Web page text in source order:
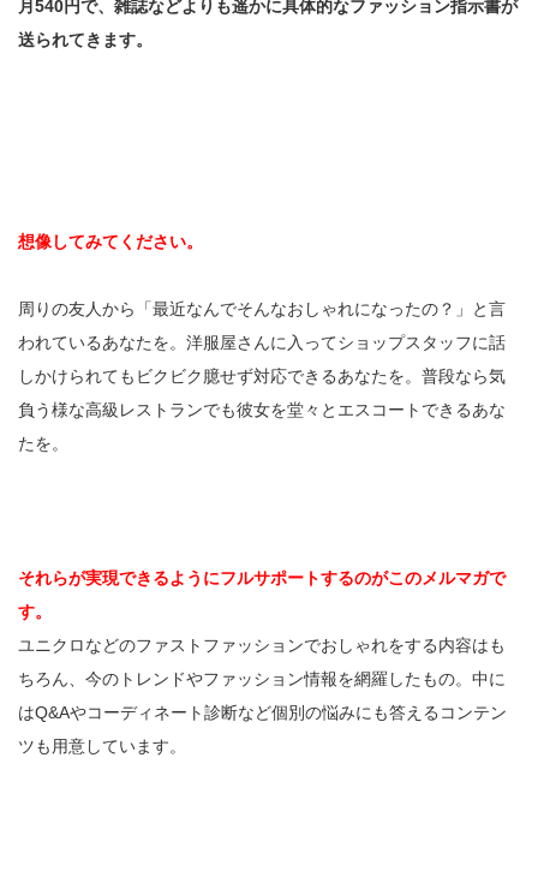
月540円で、雑誌などよりも遥かに具体的なファッション指示書が
送られてきます。
想像してみてください。
周りの友人から「最近なんでそんなおしゃれになったの？」と言
われているあなたを。洋服屋さんに入ってショップスタッフに話
しかけられてもビクビク臆せず対応できるあなたを。普段なら気
負う様な高級レストランでも彼女を堂々とエスコートできるあな
たを。
それらが実現できるようにフルサポートするのがこのメルマガで
す。
ユニクロなどのファストファッションでおしゃれをする内容はも
ちろん、今のトレンドやファッション情報を網羅したもの。中に
はQ&Aやコーディネート診断など個別の悩みにも答えるコンテン
ツも用意しています。